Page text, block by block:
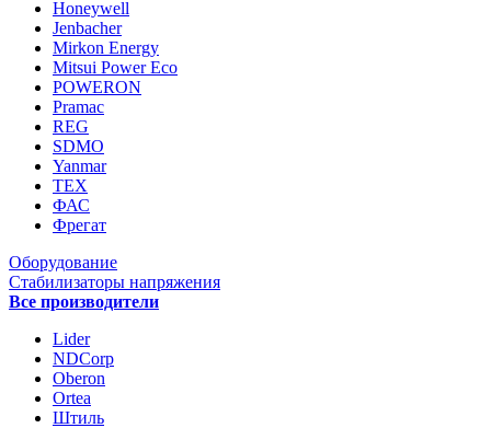
Honeywell
Jenbacher
Mirkon Energy
Mitsui Power Eco
POWERON
Pramac
REG
SDMO
Yanmar
ТЕХ
ФАС
Фрегат
Оборудование
Стабилизаторы напряжения
Все производители
Lider
NDCorp
Oberon
Ortea
Штиль